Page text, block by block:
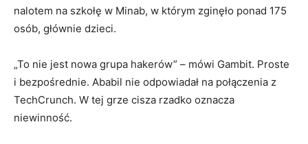
nalotem na szkołę w Minab, w którym zginęło ponad 175
osób, głównie dzieci.
„To nie jest nowa grupa hakerów” – mówi Gambit. Proste
i bezpośrednie. Ababil nie odpowiadał na połączenia z
TechCrunch. W tej grze cisza rzadko oznacza
niewinność.